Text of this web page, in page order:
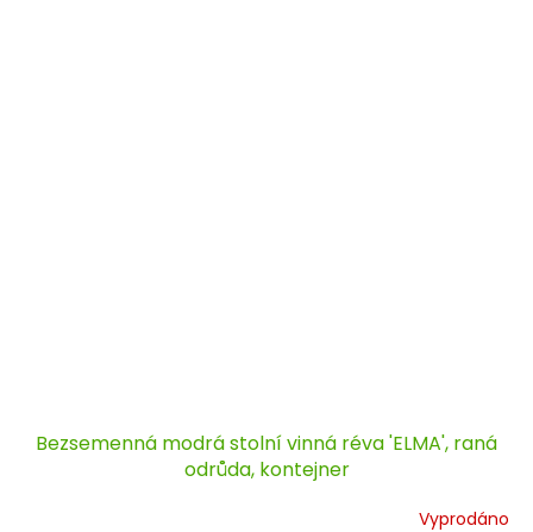
Bezsemenná modrá stolní vinná réva 'ELMA', raná
odrůda, kontejner
Vyprodáno